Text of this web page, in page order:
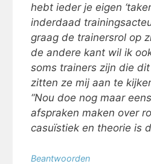
hebt ieder je eigen
inderdaad
graag de trainersrol op
de andere kant wil ik
soms trainers zijn die
zitten ze mij aan te
“Nou doe nog maar
afspraken maken over
casuïstiek en theorie is
Beantwoorden